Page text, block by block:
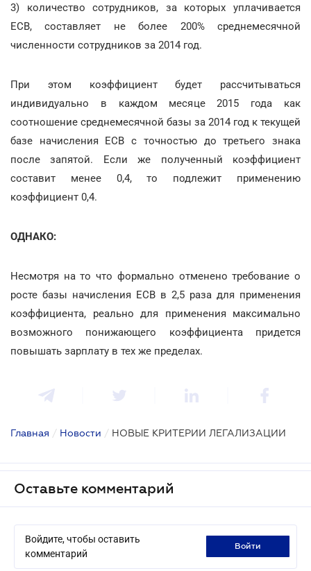
3) количество сотрудников, за которых уплачивается
ЕСВ, составляет не более 200% среднемесячной
численности сотрудников за 2014 год.
При этом коэффициент будет рассчитываться
индивидуально в каждом месяце 2015 года как
соотношение среднемесячной базы за 2014 год к текущей
базе начисления ЕСВ с точностью до третьего знака
после запятой. Если же полученный коэффициент
составит менее 0,4, то подлежит применению
коэффициент 0,4.
ОДНАКО:
Несмотря на то что формально отменено требование о
росте базы начисления ЕСВ в 2,5 раза для применения
коэффициента, реально для применения максимально
возможного понижающего коэффициента придется
повышать зарплату в тех же пределах.
Главная / Новости / НОВЫЕ КРИТЕРИИ ЛЕГАЛИЗАЦИИ
Оставьте комментарий
Войдите, чтобы оставить
комментарий
войти